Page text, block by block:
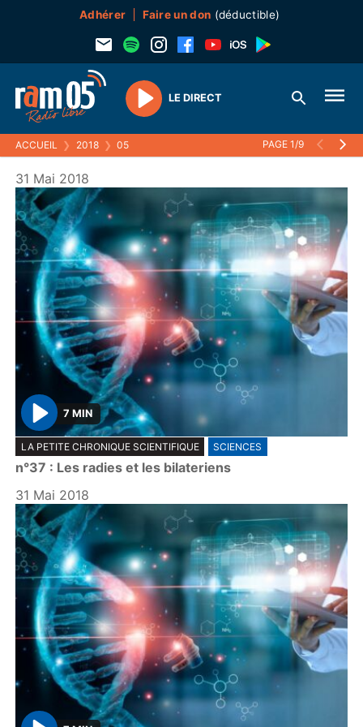
Adhérer Faire un don (déductible)
Play
LE DIRECT
ACCUEIL ❯ 2018 ❯ 05 PAGE 1/9
31 Mai 2018
P
l
a
y
7 MIN
LA PETITE CHRONIQUE SCIENTIFIQUE SCIENCES
n°37 : Les radies et les bilateriens
31 Mai 2018